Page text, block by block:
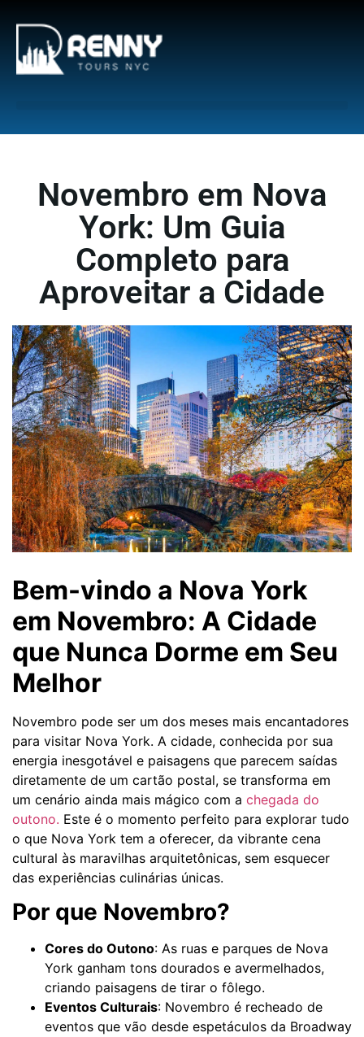
Novembro em Nova
York: Um Guia
Completo para
Aproveitar a Cidade
Bem-vindo a Nova York
em Novembro: A Cidade
que Nunca Dorme em Seu
Melhor
Novembro pode ser um dos meses mais encantadores
para visitar Nova York. A cidade, conhecida por sua
energia inesgotável e paisagens que parecem saídas
diretamente de um cartão postal, se transforma em
um cenário ainda mais mágico com a chegada do
outono. Este é o momento perfeito para explorar tudo
o que Nova York tem a oferecer, da vibrante cena
cultural às maravilhas arquitetônicas, sem esquecer
das experiências culinárias únicas.
Por que Novembro?
Cores do Outono: As ruas e parques de Nova
York ganham tons dourados e avermelhados,
criando paisagens de tirar o fôlego.
Eventos Culturais: Novembro é recheado de
eventos que vão desde espetáculos da Broadway